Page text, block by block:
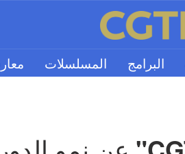
البرامج المسلسلات